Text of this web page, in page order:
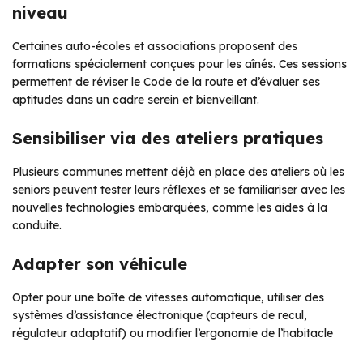
niveau
Certaines auto-écoles et associations proposent des
formations spécialement conçues pour les aînés. Ces sessions
permettent de réviser le Code de la route et d’évaluer ses
aptitudes dans un cadre serein et bienveillant.
Sensibiliser via des ateliers pratiques
Plusieurs communes mettent déjà en place des ateliers où les
seniors peuvent tester leurs réflexes et se familiariser avec les
nouvelles technologies embarquées, comme les aides à la
conduite.
Adapter son véhicule
Opter pour une boîte de vitesses automatique, utiliser des
systèmes d’assistance électronique (capteurs de recul,
régulateur adaptatif) ou modifier l’ergonomie de l’habitacle